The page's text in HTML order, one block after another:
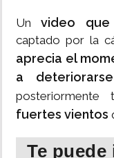
Unvideo
captado por la
aprecia el
a deteriorarse
posteriormente
fuertes vientos
Te